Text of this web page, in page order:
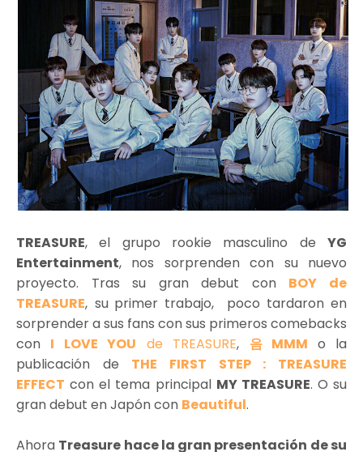
TREASURE, el grupo rookie masculino de YG
Entertainment, nos sorprenden con su nuevo
proyecto. Tras su gran debut con
BOY de
TREASURE, su primer trabajo, poco tardaron en
sorprender a sus fans con sus primeros comebacks
con I LOVE YOU de TREASURE, 음 MMM o la
publicación de THE FIRST STEP : TREASURE
EFFECT con el tema principal MY TREASURE. O su
gran debut en Japón con Beautiful.
Ahora Treasure hace la gran presentación de su